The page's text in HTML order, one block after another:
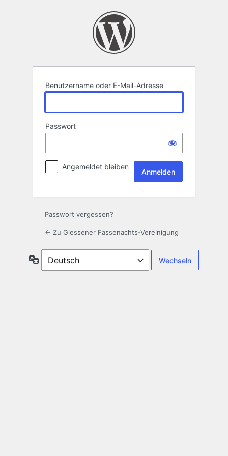
Benutzername oder E-Mail-Adresse
Passwort
Angemeldet bleiben
Passwort vergessen?
← Zu Giessener Fassenachts-Vereinigung
Sprache